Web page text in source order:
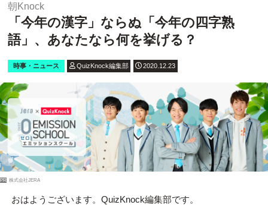
朝Knock
「今年の漢字」ならぬ「今年の四字熟
語」、あなたなら何を挙げる？
時事・ニュース QuizKnock編集部 2020.12.23
PR 株式会社JERA
おはようございます。QuizKnock編集部です。